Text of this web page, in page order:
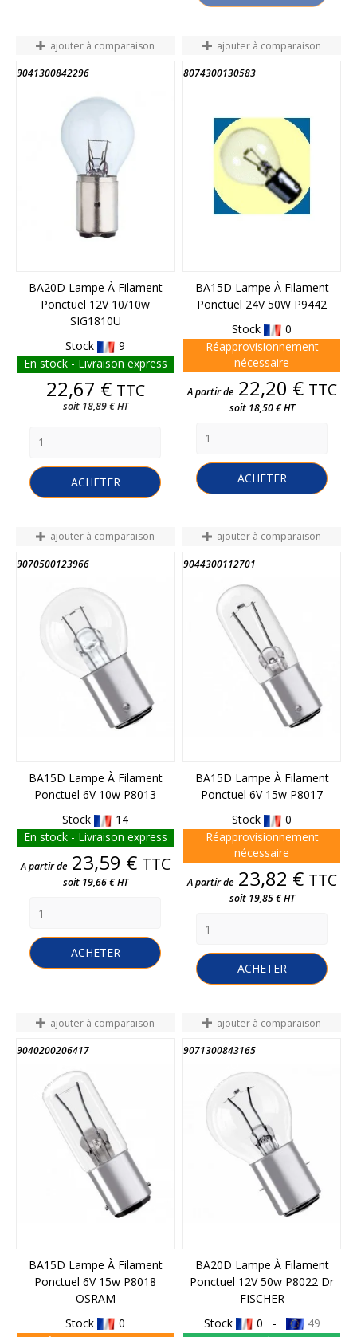
ajouter à comparaison
9041300842296
BA20D Lampe À Filament
Ponctuel 12V 10/10w
SIG1810U
Stock
9
En stock - Livraison express
Prix
22,67 € TTC
soit 18,89 € HT
ACHETER
ajouter à comparaison
8074300130583
BA15D Lampe À Filament
Ponctuel 24V 50W P9442
Stock
0
Réapprovisionnement
nécessaire
Prix
A partir de 22,20 € TTC
soit 18,50 € HT
ACHETER
ajouter à comparaison
9070500123966
BA15D Lampe À Filament
Ponctuel 6V 10w P8013
Stock
14
En stock - Livraison express
Prix
A partir de 23,59 € TTC
soit 19,66 € HT
ACHETER
ajouter à comparaison
9044300112701
BA15D Lampe À Filament
Ponctuel 6V 15w P8017
Stock
0
Réapprovisionnement
nécessaire
Prix
A partir de 23,82 € TTC
soit 19,85 € HT
ACHETER
ajouter à comparaison
9040200206417
FIN DE STOCK
BA15D Lampe À Filament
Ponctuel 6V 15w P8018
OSRAM
Stock
0
ajouter à comparaison
9071300843165
FIN DE STOCK
BA20D Lampe À Filament
Ponctuel 12V 50w P8022 Dr
FISCHER
Stock
0 -
49